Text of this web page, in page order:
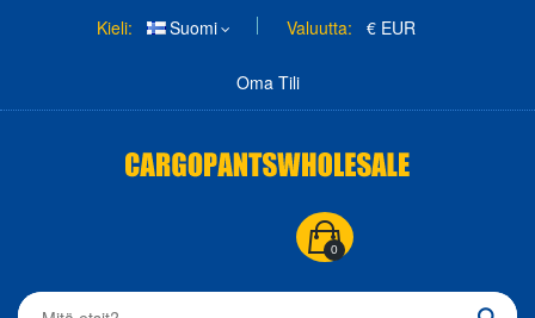
Kieli: Suomi Valuutta: € EUR
Oma Tili
0